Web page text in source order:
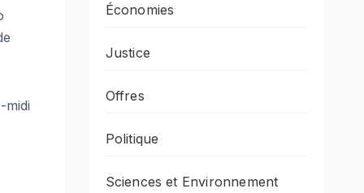
midi
Économies
Justice
Offres
Politique
Sciences et Environnement